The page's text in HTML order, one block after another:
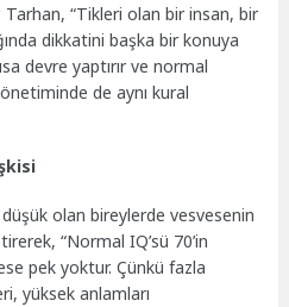
“Tikleri olan bir insan, bir
dikkatini başka bir konuya
devre yaptırır ve normal
de aynı kural
olan bireylerde vesvesenin
“Normal IQ’sü 70’in
pek yoktur. Çünkü fazla
yüksek anlamları